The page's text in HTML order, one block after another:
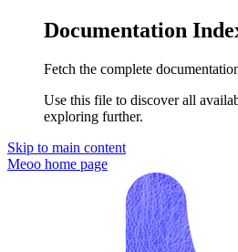
Documentation
Fetch the complete
Use this file to discover all
exploring further.
Skip to main content
Meoo home page